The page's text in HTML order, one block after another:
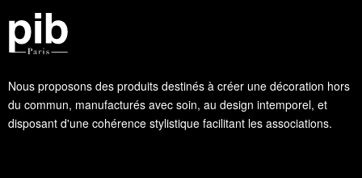
Nous proposons des produits destinés à créer une décoration hors
du commun, manufacturés avec soin, au design intemporel, et
disposant d'une cohérence stylistique facilitant les associations.